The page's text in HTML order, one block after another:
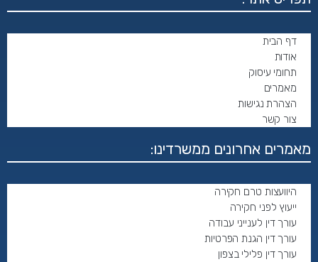
דף הבית
אודות
תחומי עיסוק
מאמרים
הצהרת נגישות
צור קשר
מאמרים אחרונים ממשרדינו:
היוועצות טרם חקירה
ייעוץ לפני חקירה
עורך דין לענייני עבודה
עורך דין הגנת הפרטיות
עורך דין פלילי בצפון